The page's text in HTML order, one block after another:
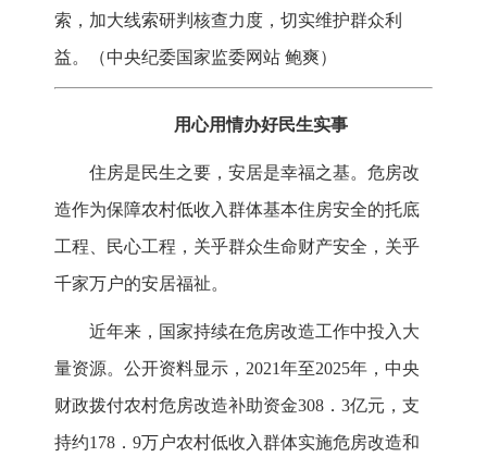
索，加大线索研判核查力度，切实维护群众利
益。（中央纪委国家监委网站 鲍爽）
用心用情办好民生实事
住房是民生之要，安居是幸福之基。危房改
造作为保障农村低收入群体基本住房安全的托底
工程、民心工程，关乎群众生命财产安全，关乎
千家万户的安居福祉。
近年来，国家持续在危房改造工作中投入大
量资源。公开资料显示，2021年至2025年，中央
财政拨付农村危房改造补助资金308．3亿元，支
持约178．9万户农村低收入群体实施危房改造和